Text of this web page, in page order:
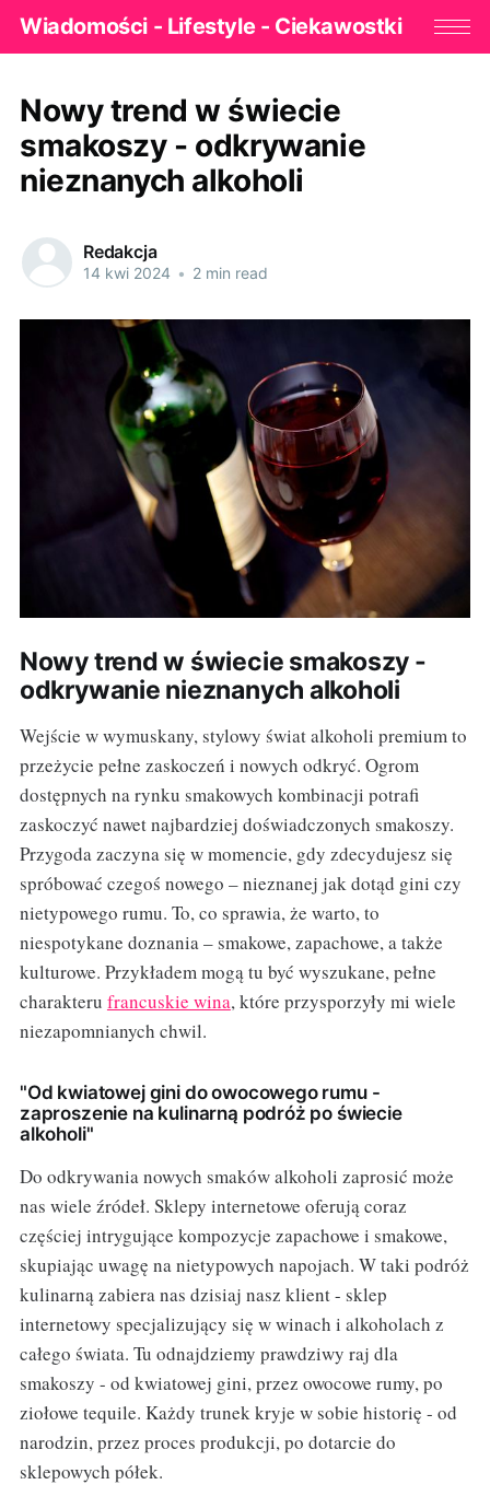
Wiadomości - Lifestyle - Ciekawostki
Nowy trend w świecie
smakoszy - odkrywanie
nieznanych alkoholi
Redakcja
14 kwi 2024 • 2 min read
Nowy trend w świecie smakoszy -
odkrywanie nieznanych alkoholi
Wejście w wymuskany, stylowy świat alkoholi premium to
przeżycie pełne zaskoczeń i nowych odkryć. Ogrom
dostępnych na rynku smakowych kombinacji potrafi
zaskoczyć nawet najbardziej doświadczonych smakoszy.
Przygoda zaczyna się w momencie, gdy zdecydujesz się
spróbować czegoś nowego – nieznanej jak dotąd gini czy
nietypowego rumu. To, co sprawia, że warto, to
niespotykane doznania – smakowe, zapachowe, a także
kulturowe. Przykładem mogą tu być wyszukane, pełne
charakteru francuskie wina, które przysporzyły mi wiele
niezapomnianych chwil.
"Od kwiatowej gini do owocowego rumu -
zaproszenie na kulinarną podróż po świecie
alkoholi"
Do odkrywania nowych smaków alkoholi zaprosić może
nas wiele źródeł. Sklepy internetowe oferują coraz
częściej intrygujące kompozycje zapachowe i smakowe,
skupiając uwagę na nietypowych napojach. W taki podróż
kulinarną zabiera nas dzisiaj nasz klient - sklep
internetowy specjalizujący się w winach i alkoholach z
całego świata. Tu odnajdziemy prawdziwy raj dla
smakoszy - od kwiatowej gini, przez owocowe rumy, po
ziołowe tequile. Każdy trunek kryje w sobie historię - od
narodzin, przez proces produkcji, po dotarcie do
sklepowych półek.